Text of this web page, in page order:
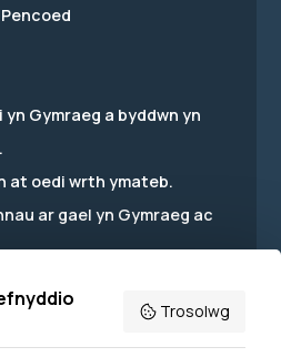
Gymraeg a byddwn yn
at oedi wrth ymateb.
ar gael yn Gymraeg ac
Trosolwg